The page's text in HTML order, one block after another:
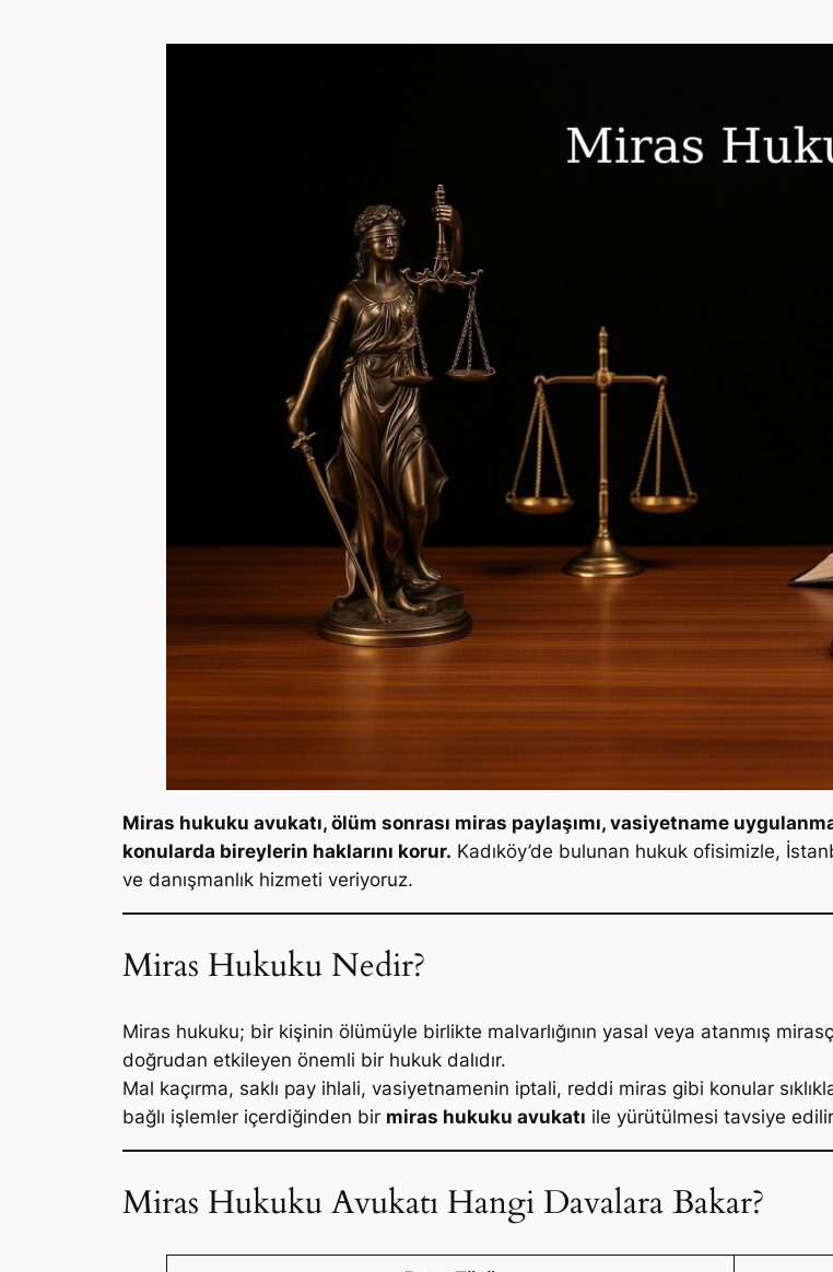
Miras hukuku avukatı, ölüm sonrası miras paylaşımı, vasiyetname
konularda bireylerin haklarını korur. Kadıköy’de bulunan hukuk ofisimizle,
ve danışmanlık hizmeti veriyoruz.
Miras Hukuku Nedir?
Miras hukuku; bir kişinin ölümüyle birlikte malvarlığının yasal veya atanmış
doğrudan etkileyen önemli bir hukuk dalıdır.
Mal kaçırma, saklı pay ihlali, vasiyetnamenin iptali, reddi miras gibi konular
bağlı işlemler içerdiğinden bir miras hukuku avukatı ile yürütülmesi tavsiye
Miras Hukuku Avukatı Hangi Davalara Bakar?